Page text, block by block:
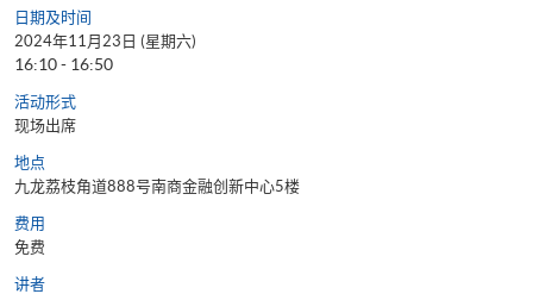
日期及时间
2024年11月23日 (星期六)
16:10 - 16:50
活动形式
现场出席
地点
九龙荔枝角道888号南商金融创新中心5楼
费用
免费
讲者